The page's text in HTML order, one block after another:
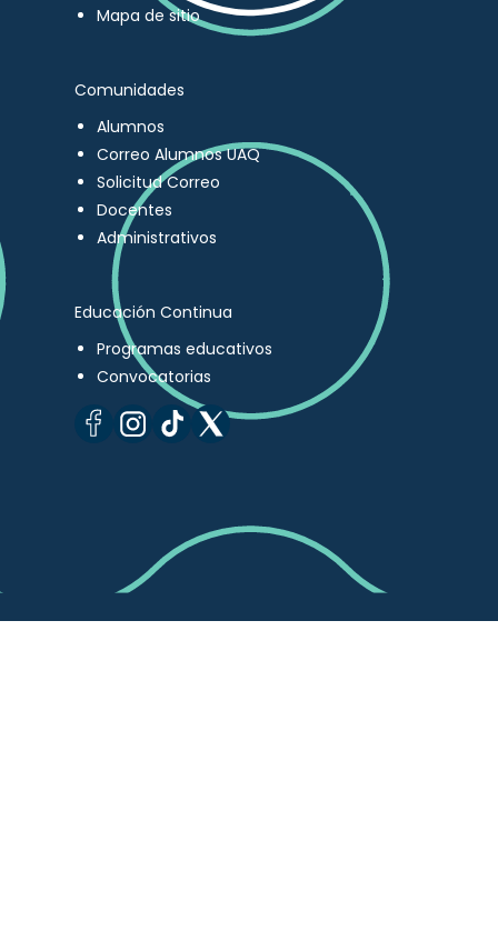
Mapa de sitio
Comunidades
Alumnos
Correo Alumnos UAQ
Solicitud Correo
Docentes
Administrativos
Educación Continua
Programas educativos
Convocatorias